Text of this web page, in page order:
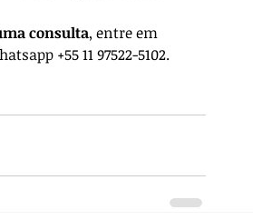
consulta, entre em
+55 11 97522-5102.